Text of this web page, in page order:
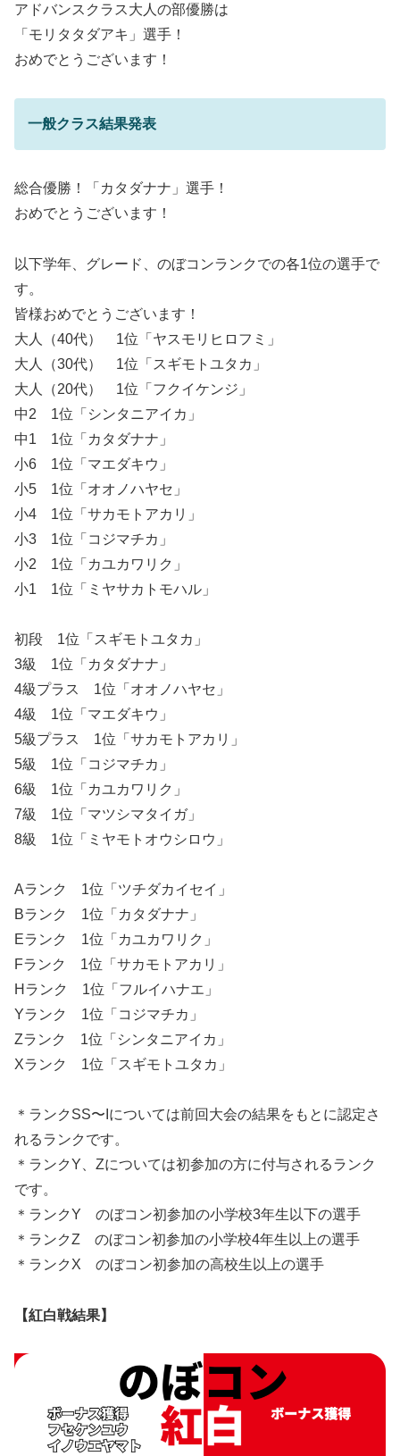
アドバンスクラス大人の部優勝は
「モリタタダアキ」選手！
おめでとうございます！
一般クラス結果発表
総合優勝！「カタダナナ」選手！
おめでとうございます！
以下学年、グレード、のぼコンランクでの各1位の選手で
す。
皆様おめでとうございます！
大人（40代） 1位「ヤスモリヒロフミ」
大人（30代） 1位「スギモトユタカ」
大人（20代） 1位「フクイケンジ」
中2 1位「シンタニアイカ」
中1 1位「カタダナナ」
小6 1位「マエダキウ」
小5 1位「オオノハヤセ」
小4 1位「サカモトアカリ」
小3 1位「コジマチカ」
小2 1位「カユカワリク」
小1 1位「ミヤサカトモハル」
初段 1位「スギモトユタカ」
3級 1位「カタダナナ」
4級プラス 1位「オオノハヤセ」
4級 1位「マエダキウ」
5級プラス 1位「サカモトアカリ」
5級 1位「コジマチカ」
6級 1位「カユカワリク」
7級 1位「マツシマタイガ」
8級 1位「ミヤモトオウシロウ」
Aランク 1位「ツチダカイセイ」
Bランク 1位「カタダナナ」
Eランク 1位「カユカワリク」
Fランク 1位「サカモトアカリ」
Hランク 1位「フルイハナエ」
Yランク 1位「コジマチカ」
Zランク 1位「シンタニアイカ」
Xランク 1位「スギモトユタカ」
＊ランクSS〜Iについては前回大会の結果をもとに認定さ
れるランクです。
＊ランクY、Zについては初参加の方に付与されるランク
です。
＊ランクY のぼコン初参加の小学校3年生以下の選手
＊ランクZ のぼコン初参加の小学校4年生以上の選手
＊ランクX のぼコン初参加の高校生以上の選手
【紅白戦結果】